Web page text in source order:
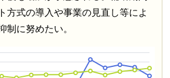
方式の導入や事業の見直し等によ
制に努めたい。